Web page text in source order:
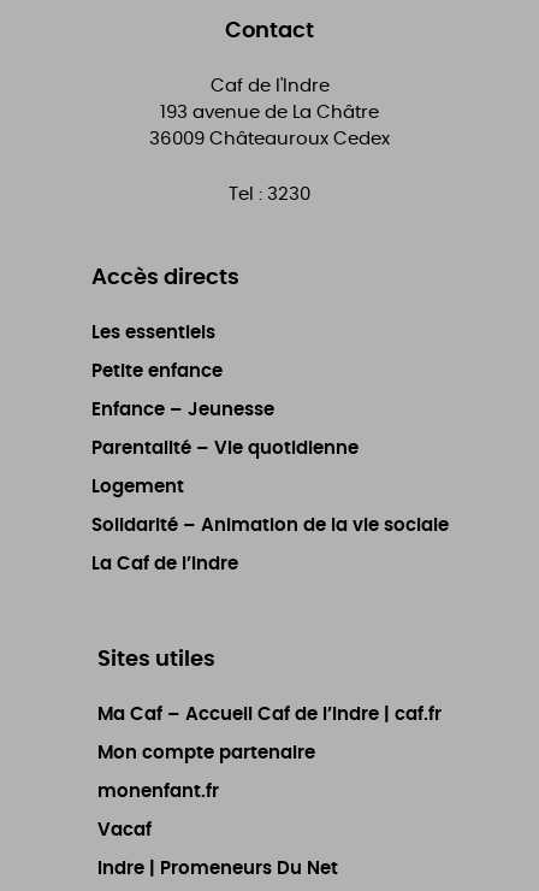
Contact
Caf de l'Indre
193 avenue de La Châtre
36009 Châteauroux Cedex
Tel : 3230
Accès directs
Les essentiels
Petite enfance
Enfance – Jeunesse
Parentalité – Vie quotidienne
Logement
Solidarité – Animation de la vie sociale
La Caf de l’Indre
Sites utiles
Ma Caf – Accueil Caf de l’Indre | caf.fr
Mon compte partenaire
monenfant.fr
Vacaf
Indre | Promeneurs Du Net